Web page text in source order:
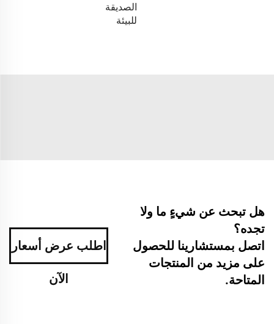
الصديقة
للبيئة
هل تبحث عن شيءٍ ما ولا
تجده؟
اتصل بمستشارينا للحصول
على مزيد من المنتجات
المتاحة.
اطلب عرض أسعار
الآن